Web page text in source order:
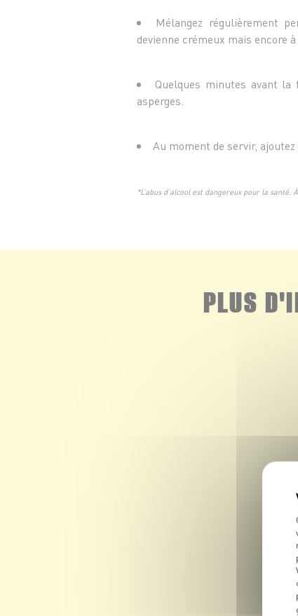
Mélangez régulièrement
devienne crémeux mais encore
Quelques minutes avant
asperges.
Au moment de servir,
*L’abus d’alcool est dangereux pour la santé.
PLUS